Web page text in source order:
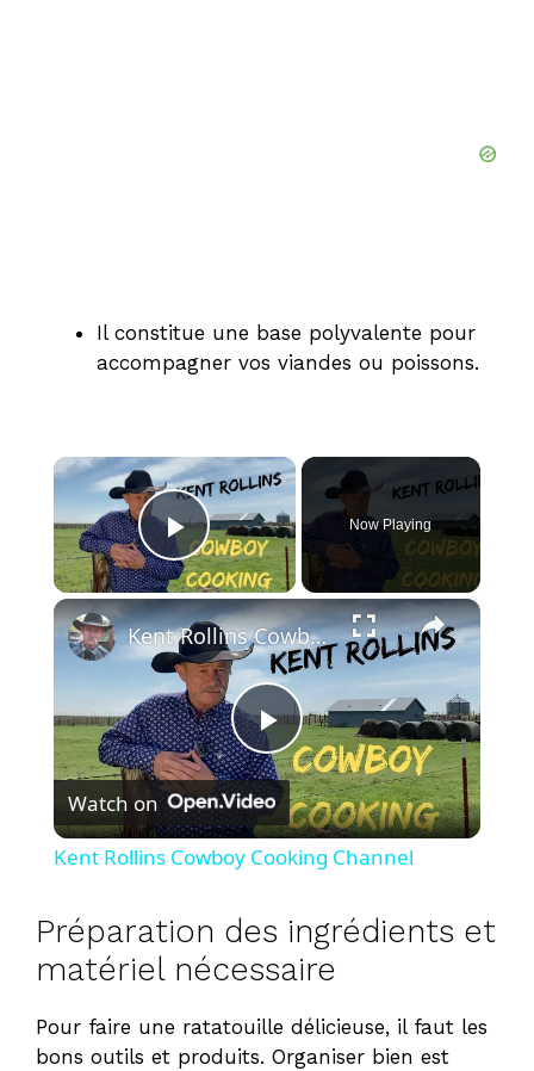
Il constitue une base polyvalente pour
accompagner vos viandes ou poissons.
×
Play Video
Now Playing
×
P
l
y
V
Kent Rollins Cowboy Cooking Channel
Watch on
Kent Rollins Cowboy Cooking Channel
Préparation des ingrédients et
matériel nécessaire
Pour faire une ratatouille délicieuse, il faut les
bons outils et produits. Organiser bien est